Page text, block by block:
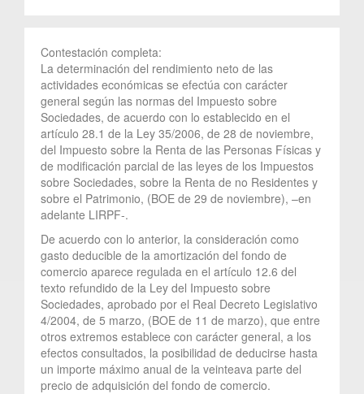
Contestación completa:
La determinación del rendimiento neto de las
actividades económicas se efectúa con carácter
general según las normas del Impuesto sobre
Sociedades, de acuerdo con lo establecido en el
artículo 28.1 de la Ley 35/2006, de 28 de noviembre,
del Impuesto sobre la Renta de las Personas Físicas y
de modificación parcial de las leyes de los Impuestos
sobre Sociedades, sobre la Renta de no Residentes y
sobre el Patrimonio, (BOE de 29 de noviembre), –en
adelante LIRPF-.
De acuerdo con lo anterior, la consideración como
gasto deducible de la amortización del fondo de
comercio aparece regulada en el artículo 12.6 del
texto refundido de la Ley del Impuesto sobre
Sociedades, aprobado por el Real Decreto Legislativo
4/2004, de 5 marzo, (BOE de 11 de marzo), que entre
otros extremos establece con carácter general, a los
efectos consultados, la posibilidad de deducirse hasta
un importe máximo anual de la veinteava parte del
precio de adquisición del fondo de comercio.